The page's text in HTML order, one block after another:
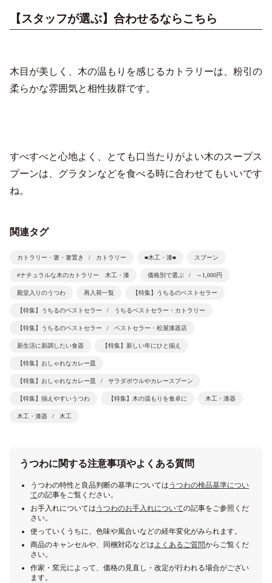
【スタッフが選ぶ】合わせるならこちら
木目が美しく、木の温もりを感じるカトラリーは、粉引の
柔らかな雰囲気と相性抜群です。
すべすべと心地よく、とても口当たりがよい木のスープス
プーンは、グラタンなどを食べる時に合わせてもいいです
ね。
関連タグ
カトラリー・箸・箸置き カトラリー ■木工・漆■ スプーン
#ナチュラルな木のカトラリー 木工・漆 価格別で選ぶ ～1,000円
殿堂入りのうつわ 再入荷一覧 【特集】うちるのベストセラー
【特集】うちるのベストセラー うちるベストセラー・カトラリー
【特集】うちるのベストセラー ベストセラー・松屋漆器店
新生活に新調したい食器 【特集】新しい年にひと揃え
【特集】おしゃれなカレー皿
【特集】おしゃれなカレー皿 サラダボウルやカレースプーン
【特集】揃えやすいうつわ 【特集】木の温もりを食卓に 木工・漆器
木工・漆器 木工
うつわに関する注意事項やよくある質問
うつわの特性と良品判断の基準については うつわの検品基準につい
ての記事をご覧ください。
お手入れについては うつわのお手入れについての記事をご参照くだ
さい。
使っていくうちに、色味や風合いなどの経年変化がみられます。
商品のキャンセルや、同梱対応などはよくあるご質問からご覧くだ
さい。
作家・窯元によって、価格の見直し・改定が行われる場合がござい
ます。